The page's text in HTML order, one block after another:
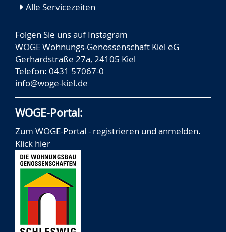
Alle Servicezeiten
Folgen Sie uns aufInstagram
WOGE Wohnungs-Genossenschaft Kiel eG
Gerhardstraße 27a, 24105 Kiel
Telefon: 0431 57067-0
info@woge-kiel.de
WOGE-Portal:
Zum WOGE-Portal - registrieren und anmelden.
Klick hier